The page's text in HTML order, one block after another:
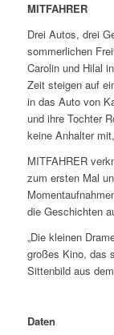
MITFAHRER
Drei Autos, drei
sommerlichen
Carolin und Hilal
Zeit steigen auf
in das Auto von
und ihre Tochter
keine Anhalter
MITFAHRER
zum ersten Mal
die Geschichten
„Die kleinen
großes Kino, das
Sittenbild aus
Daten